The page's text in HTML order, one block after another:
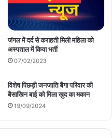
जंगल में दर्द से कराहती मिली महिला को
अस्पताल में किया भर्ती
07/02/2023
विशेष पिछड़ी जनजाति बैगा परिवार की
बैसाखिन बाई को मिला खुद का मकान
19/09/2024